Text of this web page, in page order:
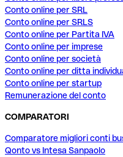
Conto online per SRL
Conto online per SRLS
Conto online per Partita IVA
Conto online per imprese
Conto online per società
Conto online per ditta
Conto online per startup
Remunerazione del conto
COMPARATORI
Comparatore migliori conti
Qonto vs Intesa Sanpaolo